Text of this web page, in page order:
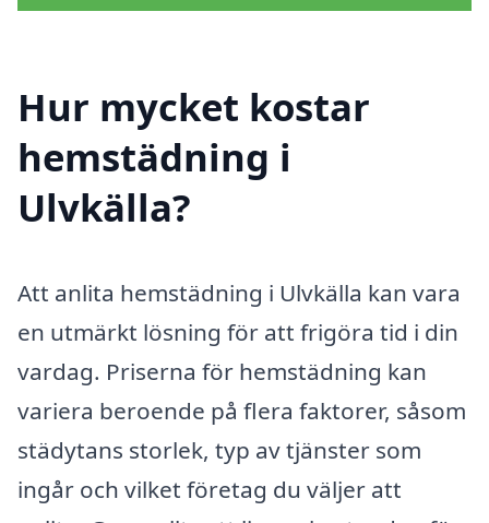
Hur mycket kostar
hemstädning i
Ulvkälla?
Att anlita hemstädning i Ulvkälla kan vara
en utmärkt lösning för att frigöra tid i din
vardag. Priserna för hemstädning kan
variera beroende på flera faktorer, såsom
städytans storlek, typ av tjänster som
ingår och vilket företag du väljer att